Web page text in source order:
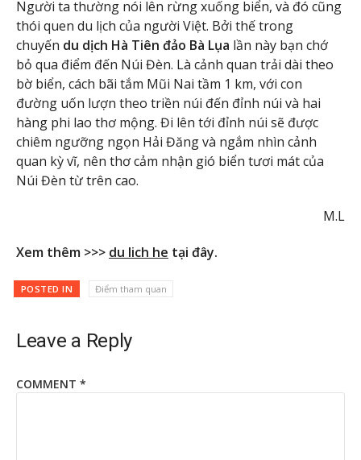
Người ta thường nói lên rừng xuống biển, và đó cũng
thói quen du lịch của người Việt. Bởi thế trong
chuyến du dịch Hà Tiên đảo Bà Lụa lần này bạn chớ
bỏ qua điểm đến Núi Đèn. Là cảnh quan trải dài theo
bờ biển, cách bãi tắm Mũi Nai tầm 1 km, với con
đường uốn lượn theo triền núi đến đỉnh núi và hai
hàng phi lao thơ mộng. Đi lên tới đỉnh núi sẽ được
chiêm ngưỡng ngọn Hải Đăng và ngắm nhìn cảnh
quan kỳ vĩ, nên thơ cảm nhận gió biển tươi mát của
Núi Đèn từ trên cao.
M.L
Xem thêm >>> du lich he tại đây.
POSTED IN Điểm tham quan
Leave a Reply
COMMENT *